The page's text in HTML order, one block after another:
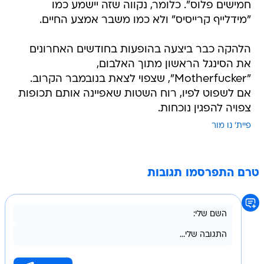
חמישים פלוס". כלומר, נקווה שזה יישמע כמו
"מידלייף קרייסיס" ולא כמו משבר אמצע החיים.
הלהקה כבר ביצעה בהופעות בחודשים האחרונים
את הסינגל הראשון מתוך האלבום,
"Motherfucker", שצפוי לצאת בנובמבר הקרוב.
אם לשפוט לפיו, רוח השטות שאפיינה אותם תכופות
צפויה להפגין נוכחות.
פיית' נו מור
טרם התפרסמו תגובות